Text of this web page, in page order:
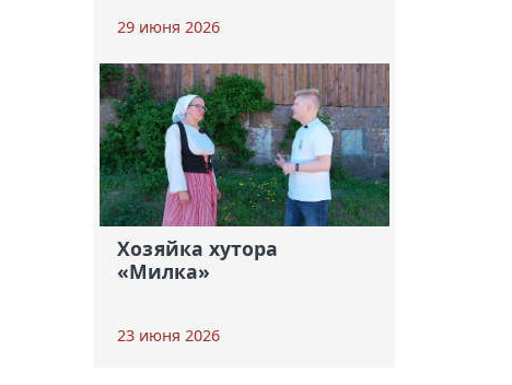
29 июня 2026
Хозяйка хутора
«Милка»
23 июня 2026